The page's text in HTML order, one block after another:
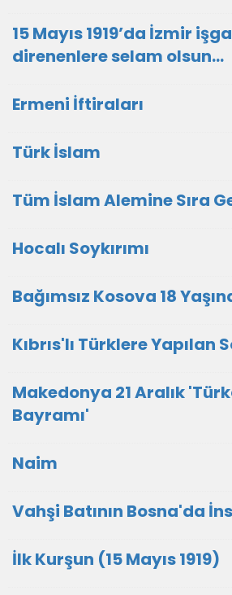
15 Mayıs 1919’da İzmir
direnenlere selam olsun...
Ermeni İftiraları
Türk İslam
Tüm İslam Alemine Sıra
Hocalı Soykırımı
Bağımsız Kosova 18
Kıbrıs'lı Türklere Yapılan
Makedonya 21 Aralık
Bayramı'
Naim
Vahşi Batının Bosna'da
İlk Kurşun (15 Mayıs 1919)